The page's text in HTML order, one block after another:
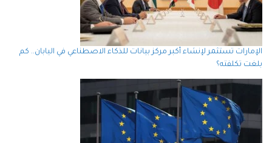
الإمارات تستثمر لإنشاء أكبر مركز بيانات للذكاء الاصطناعي في اليابان.. كم
بلغت تكلفته؟